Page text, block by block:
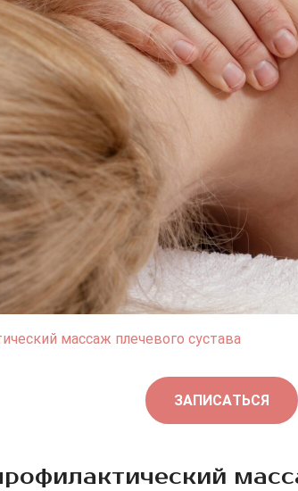
массаж плечевого сустава
ЗАПИСАТЬСЯ